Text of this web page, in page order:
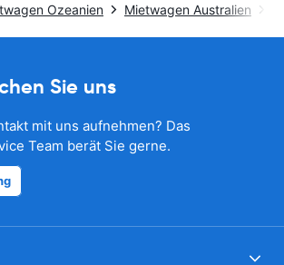
Ozeanien Mietwagen Australien
Sie uns
mit uns aufnehmen? Das
Team berät Sie gerne.